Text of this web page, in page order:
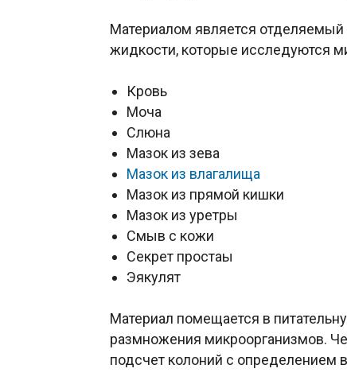
Материалом является
жидкости, которые исследуются
Кровь
Моча
Слюна
Мазок из зева
Мазок из влагалища
Мазок из прямой кишки
Мазок из уретры
Смыв с кожи
Секрет простаы
Эякулят
Материал помещается в
размножения микроорганизмов.
подсчет колоний с определением